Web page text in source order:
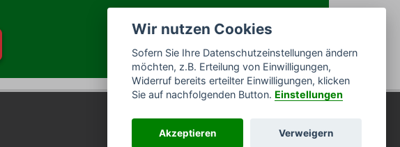
Impressum/Datenschutz Sitemap
Wir nutzen Cookies
Sofern Sie Ihre Datenschutzeinstellungen ändern
möchten, z.B. Erteilung von Einwilligungen,
Widerruf bereits erteilter Einwilligungen, klicken
Sie auf nachfolgenden Button. Einstellungen
Akzeptieren Verweigern